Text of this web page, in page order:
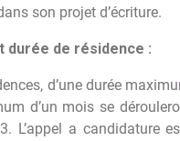
son projet d’écriture.
durée de résidence :
d’une durée
d’un mois se
L’appel a candidature